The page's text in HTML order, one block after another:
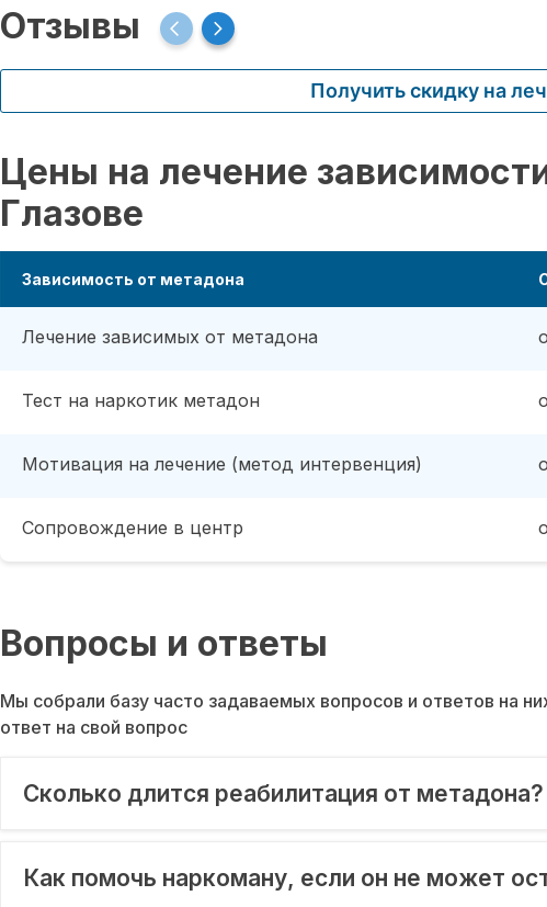
Отзывы
Получить скидку на
Цены на лечение
Глазове
Зависимость от метадона
Лечение зависимых от метадона
Тест на наркотик метадон
Мотивация на лечение (метод интервенция)
Сопровождение в центр
Вопросы и ответы
Мы собрали базу часто задаваемых вопросов и ответов на
ответ на свой вопрос
Сколько длится реабилитация от метадона?
Как помочь наркоману, если он не может